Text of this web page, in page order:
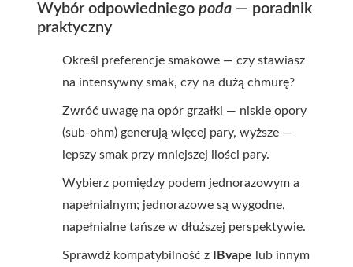
Wybór odpowiedniego poda — poradnik
praktyczny
Określ preferencje smakowe — czy stawiasz
na intensywny smak, czy na dużą chmurę?
Zwróć uwagę na opór grzałki — niskie opory
(sub-ohm) generują więcej pary, wyższe —
lepszy smak przy mniejszej ilości pary.
Wybierz pomiędzy podem jednorazowym a
napełnialnym; jednorazowe są wygodne,
napełnialne tańsze w dłuższej perspektywie.
Sprawdź kompatybilność z IBvape lub innym